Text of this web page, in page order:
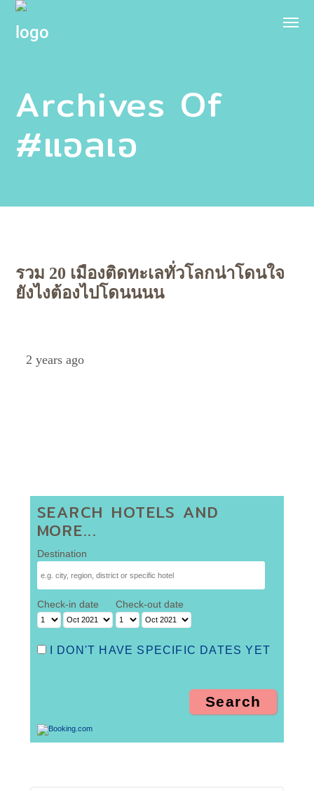
Archives Of
#แอลเอ
รวม 20 เมืองติดทะเลทั่วโลกน่าโดนใจ
ยังไงต้องไปโดนนนน
2 years ago
SEARCH HOTELS AND
MORE...
Destination
Check-in date Check-out date
I DON'T HAVE SPECIFIC DATES YET